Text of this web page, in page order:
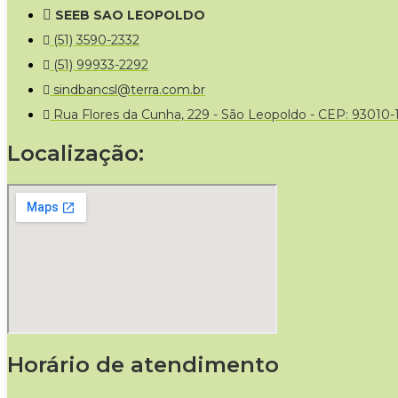
SEEB SAO LEOPOLDO
(51) 3590-2332
(51) 99933-2292
sindbancsl@terra.com.br
Rua Flores da Cunha, 229 - São Leopoldo - CEP: 93010-
Localização:
Horário de atendimento